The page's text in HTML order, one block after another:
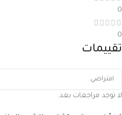
0
0
تقييمات
لا توجد مراجعات بعد.